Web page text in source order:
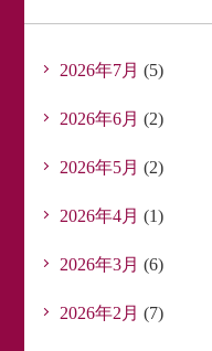
2026年7月 (5)
2026年6月 (2)
2026年5月 (2)
2026年4月 (1)
2026年3月 (6)
2026年2月 (7)